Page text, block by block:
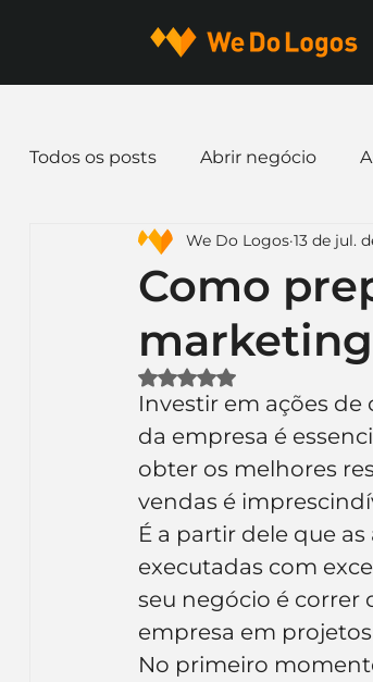
Todos os posts Abrir negócio
Dicas de Marketing Email
Identidade Visual Marca
Mascotes
Inteligência Artificial
Como
marketing
We Do Logos 13 de jul.
Avaliado com NaN de 5
Investir em ações
da empresa é
obter os melhores
vendas é
É a partir dele que
executadas com
seu negócio é correr
empresa em
No primeiro